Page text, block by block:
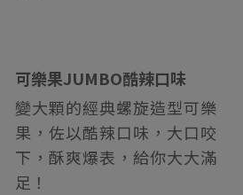
可樂果JUMBO酷辣口味
變大顆的經典螺旋造型可樂
果，佐以酷辣口味，大口咬
下，酥爽爆表，給你大大滿
足！